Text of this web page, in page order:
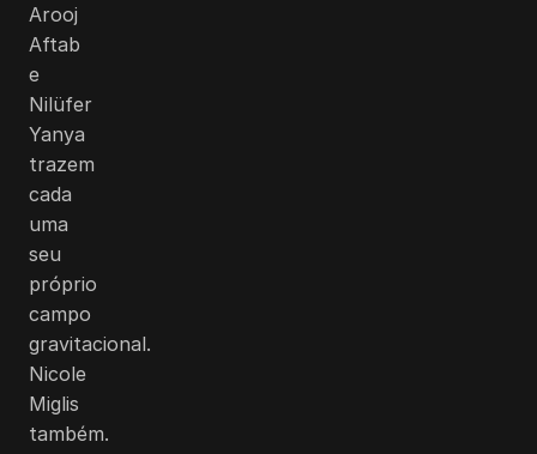
Arooj
Aftab
e
Nilüfer
Yanya
trazem
cada
uma
seu
próprio
campo
gravitacional.
Nicole
Miglis
também.